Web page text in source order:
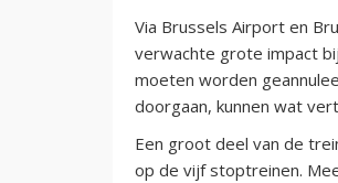
Via Brussels Airport en
verwachte grote impact
moeten worden
doorgaan, kunnen wat
Een groot deel van de
op de vijf stoptreinen.